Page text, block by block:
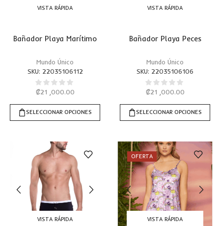
VISTA RÁPIDA
Bañador Playa Marítimo
Mundo Único
SKU: 22035106112
₡21 ,000.00
SELECCIONAR OPCIONES
VISTA RÁPIDA
Bañador Playa Peces
Mundo Único
SKU: 22035106106
₡21 ,000.00
SELECCIONAR OPCIONES
VISTA RÁPIDA
OFERTA
VISTA RÁPIDA